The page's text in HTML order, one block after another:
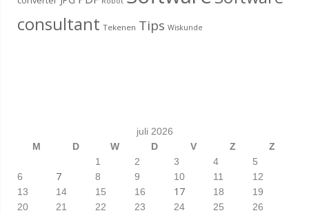
consultant Tekenen Tips Wiskunde
juli 2026
M
D W D V Z
Z
1
2 3 4
5
6
7 8 9 10 11
12
13
14 15 16 17 18
19
20
21 22 23 24 25 26